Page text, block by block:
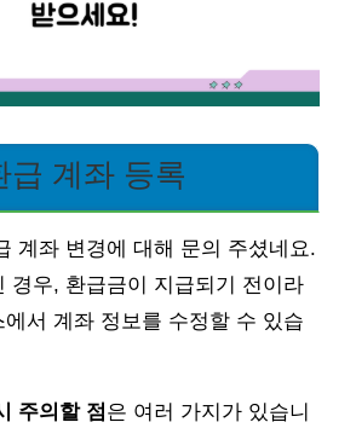
급 계좌 등록
계좌 변경에 대해 문의 주셨네요.
경우, 환급금이 지급되기 전이라
에서 계좌 정보를 수정할 수 있습
주의할 점은 여러 가지가 있습니